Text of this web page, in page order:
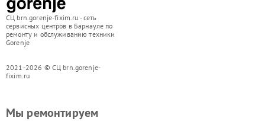
СЦ brn.gorenje-fixim.ru - сеть
сервисных центров в Барнауле по
ремонту и обслуживанию техники
Gorenje
2021-2026 © СЦ brn.gorenje-
fixim.ru
Мы ремонтируем